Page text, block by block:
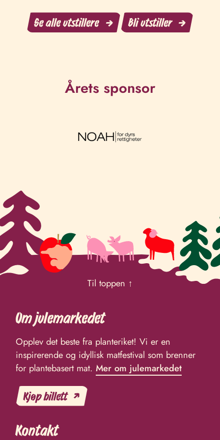
Se alle utstillere Bli utstiller
Årets sponsor
Til toppen ↑
Om julemarkedet
Opplev det beste fra planteriket! Vi er en
inspirerende og idyllisk matfestival som brenner
for plantebasert mat. Mer om julemarkedet
Kjøp billett
Kontakt